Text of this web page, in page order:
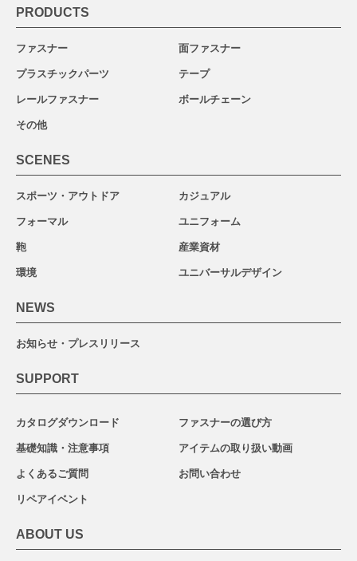
PRODUCTS
ファスナー 面ファスナー
プラスチックパーツ テープ
レールファスナー ボールチェーン
その他
SCENES
スポーツ・アウトドア カジュアル
フォーマル ユニフォーム
鞄 産業資材
環境 ユニバーサルデザイン
NEWS
お知らせ・プレスリリース
SUPPORT
カタログダウンロード ファスナーの選び方
基礎知識・注意事項 アイテムの取り扱い動画
よくあるご質問 お問い合わせ
リペアイベント
ABOUT US